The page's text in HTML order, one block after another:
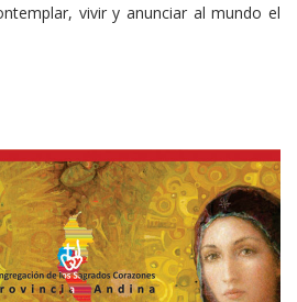
vivir y anunciar al mundo el